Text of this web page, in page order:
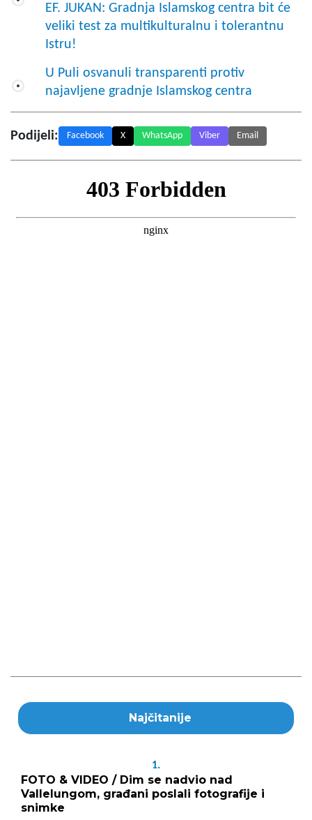
EF. JUKAN: Gradnja Islamskog centra bit će
veliki test za multikulturalnu i tolerantnu
Istru!
U Puli osvanuli transparenti protiv
najavljene gradnje Islamskog centra
Podijeli: Facebook X WhatsApp Viber Email
Najčitanije
1.
FOTO & VIDEO / Dim se nadvio nad
Vallelungom, građani poslali fotografije i
snimke